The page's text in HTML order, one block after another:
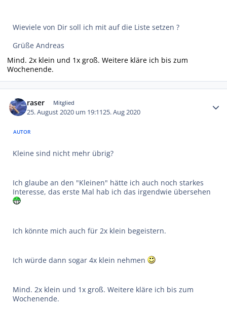
Wieviele von Dir soll ich mit auf die Liste setzen ?
Grüße Andreas
Mind. 2x klein und 1x groß. Weitere kläre ich bis zum
Wochenende.
raser Mitglied
25. August 2020 um 19:1125. Aug 2020
AUTOR
Kleine sind nicht mehr übrig?
Ich glaube an den "Kleinen" hätte ich auch noch starkes
Interesse, das erste Mal hab ich das irgendwie übersehen
Ich könnte mich auch für 2x klein begeistern.
Ich würde dann sogar 4x klein nehmen
Mind. 2x klein und 1x groß. Weitere kläre ich bis zum
Wochenende.